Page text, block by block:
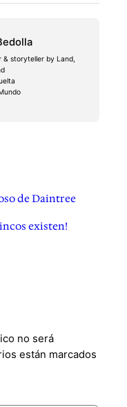
& storyteller by Land,
de Daintree
existen!
no será
están marcados